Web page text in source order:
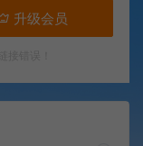
升级会员